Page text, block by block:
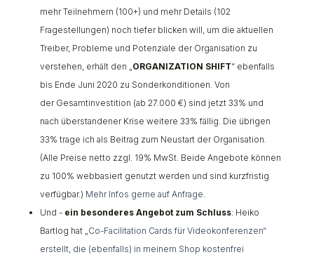
mehr Teilnehmern (100+) und mehr Details (102
Fragestellungen) noch tiefer blicken will, um die aktuellen
Treiber, Probleme und Potenziale der Organisation zu
verstehen, erhält den „ORGANIZATION SHIFT“ ebenfalls
bis Ende Juni 2020 zu Sonderkonditionen. Von
der Gesamtinvestition (ab 27.000 €) sind jetzt 33% und
nach überstandener Krise weitere 33% fällig. Die übrigen
33% trage ich als Beitrag zum Neustart der Organisation.
(Alle Preise netto zzgl. 19% MwSt. Beide Angebote können
zu 100% webbasiert genutzt werden und sind kurzfristig
verfügbar.) Mehr Infos gerne auf Anfrage.
Und - ein besonderes Angebot zum Schluss: Heiko
Bartlog hat „Co-Facilitation Cards für Videokonferenzen“
erstellt, die (ebenfalls) in meinem Shop kostenfrei